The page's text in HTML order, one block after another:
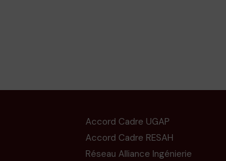
Accord Cadre UGAP
Accord Cadre RESAH
Réseau Alliance Ingénierie